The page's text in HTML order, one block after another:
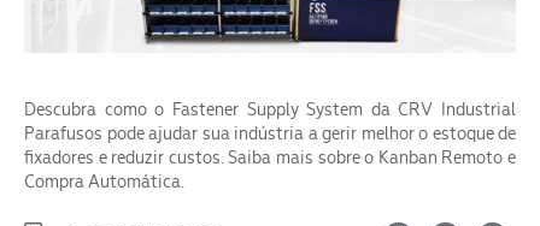
Descubra como o Fastener Supply System da CRV Industrial
Parafusos pode ajudar sua indústria a gerir melhor o estoque de
fixadores e reduzir custos. Saiba mais sobre o Kanban Remoto e
Compra Automática.
ENVIAR